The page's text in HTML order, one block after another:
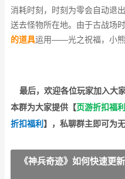
消耗时刻，时刻为零会自动退
送去怪物所在地。由于古战场
的道具运用——光之祝福，小熊
最后，欢迎各位玩家加入大
本群为大家提供【页游折扣福利
折扣福利 】 ，私聊群主即可为
《神兵奇迹》如何快速更